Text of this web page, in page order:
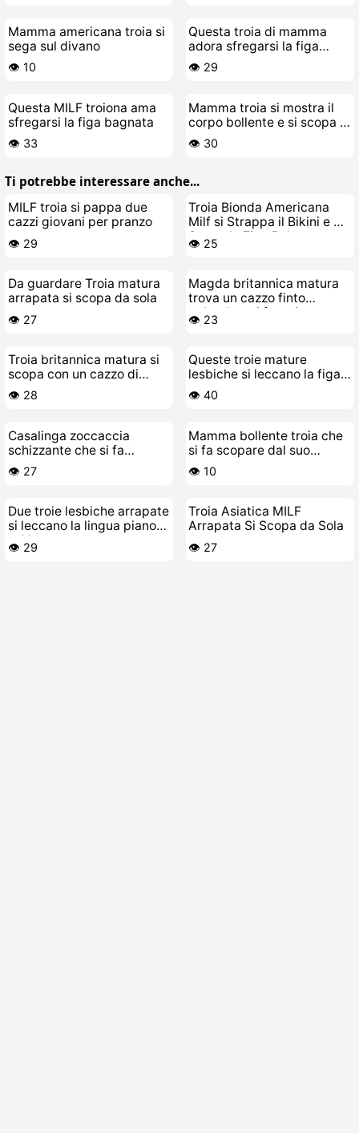
Mamma americana troia si
sega sul divano
👁️ 10
Questa troia di mamma
adora sfregarsi la figa
fradicia
👁️ 29
Questa MILF troiona ama
sfregarsi la figa bagnata
👁️ 33
Mamma troia si mostra il
corpo bollente e si scopa la
figa
👁️ 30
Ti potrebbe interessare anche...
MILF troia si pappa due
cazzi giovani per pranzo
👁️ 29
Troia Bionda Americana
Milf si Strappa il Bikini e Si
Scopa la Figa Pelosa
👁️ 25
Da guardare Troia matura
arrapata si scopa da sola
👁️ 27
Magda britannica matura
trova un cazzo finto
pulendo e si fa troia
👁️ 23
Troia britannica matura si
scopa con un cazzo di
gomma
👁️ 28
Queste troie mature
lesbiche si leccano la figa e
si inculano coi cazzi finti
👁️ 40
Casalinga zoccaccia
schizzante che si fa
scopare e inculare a
pompa
👁️ 27
Mamma bollente troia che
si fa scopare dal suo
stallone
👁️ 10
Due troie lesbiche arrapate
si leccano la lingua piano
sul letto
👁️ 29
Troia Asiatica MILF
Arrapata Si Scopa da Sola
👁️ 27